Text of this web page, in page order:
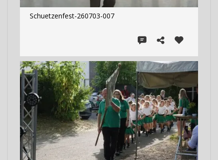
Schuetzenfest-260703-007